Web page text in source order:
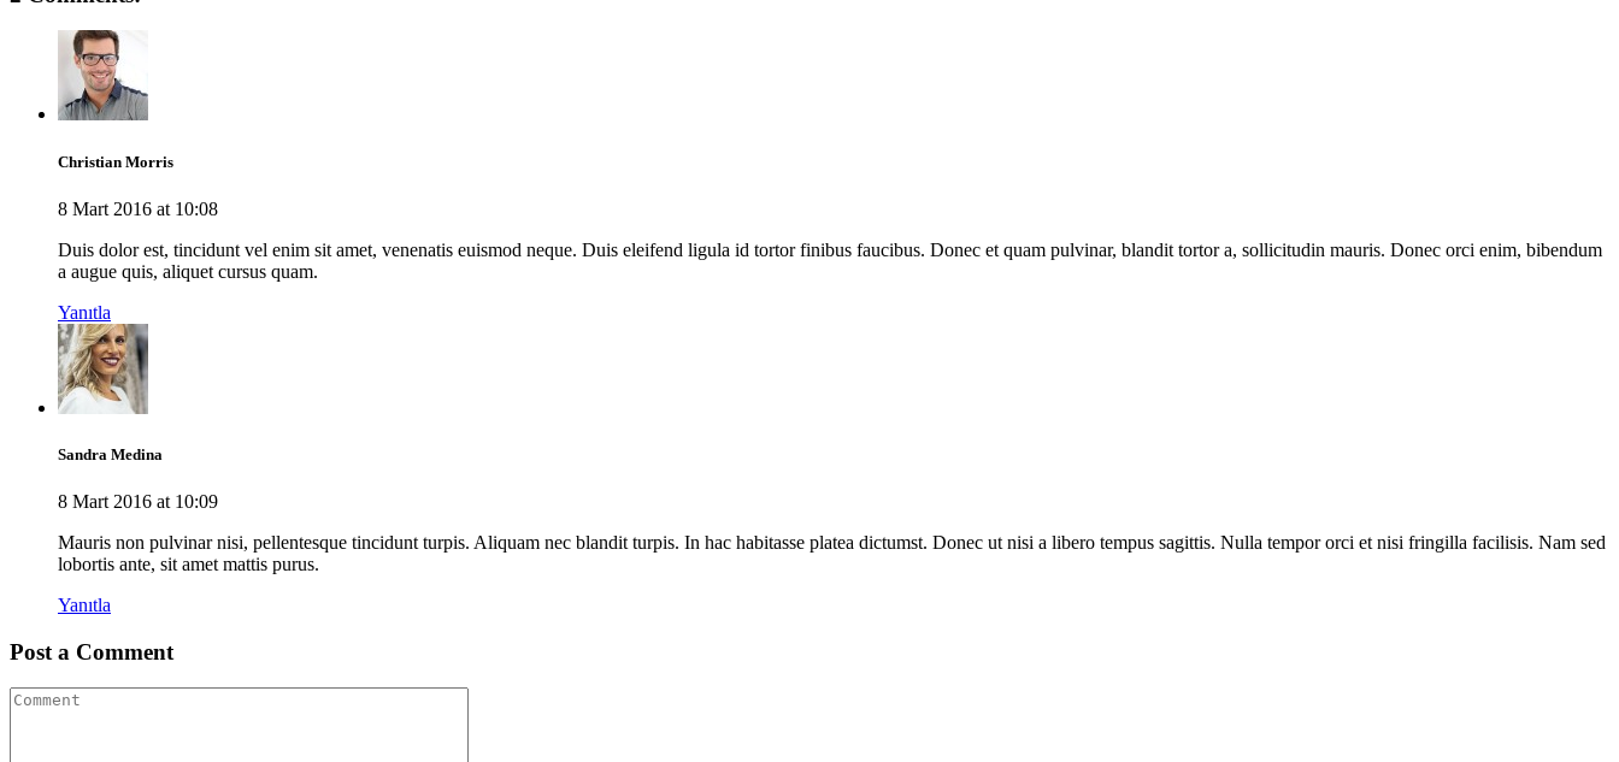
Christian Morris
8 Mart 2016 at 10:08
Duis dolor est, tincidunt vel enim sit amet, venenatis euismod neque. Duis eleifend ligula id tortor finibus faucibus. Donec et quam pulvinar, blandit tortor a, sollicitudin mauris. Donec orci enim, bibendum
a augue quis, aliquet cursus quam.
Yanıtla
Sandra Medina
8 Mart 2016 at 10:09
Mauris non pulvinar nisi, pellentesque tincidunt turpis. Aliquam nec blandit turpis. In hac habitasse platea dictumst. Donec ut nisi a libero tempus sagittis. Nulla tempor orci et nisi fringilla facilisis. Nam sed
lobortis ante, sit amet mattis purus.
Yanıtla
Post a Comment